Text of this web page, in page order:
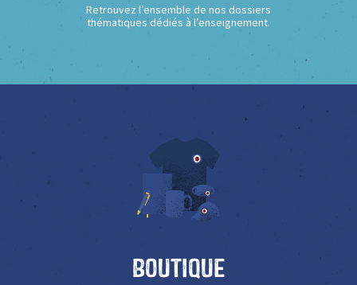
Retrouvez l’ensemble de nos dossiers
thématiques dédiés à l’enseignement.
Boutique